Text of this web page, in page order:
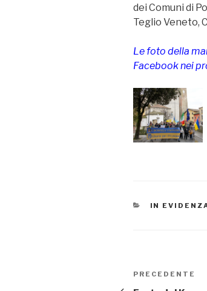
dei Comuni di
Teglio Veneto,
Le foto della
Facebook nei
CATEGORIE
IN
Articolo
PRECEDENTE